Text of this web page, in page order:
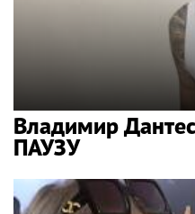
Владимир
ПАУЗУ